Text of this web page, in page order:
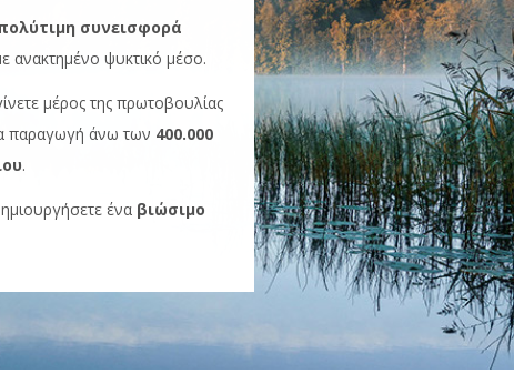
συνεισφορά
ανακτημένο ψυκτικό μέσο.
μέρος της πρωτοβουλίας
παραγωγή άνω των 400.000
.
ένα βιώσιμο